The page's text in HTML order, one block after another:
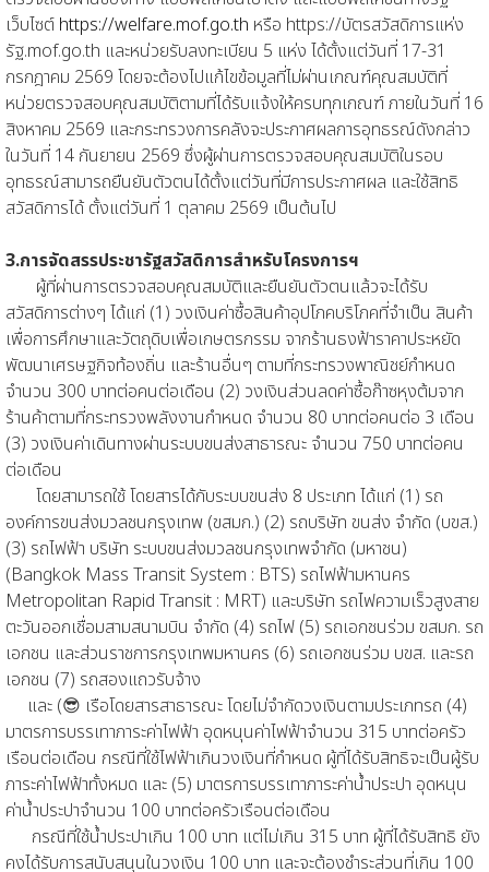
เว็บไซต์ https://welfare.mof.go.th หรือ https://บัตรสวัสดิการแห่ง
รัฐ.mof.go.th และหน่วยรับลงทะเบียน 5 แห่ง ได้ตั้งแต่วันที่ 17-31
กรกฎาคม 2569 โดยจะต้องไปแก้ไขข้อมูลที่ไม่ผ่านเกณฑ์คุณสมบัติที่
หน่วยตรวจสอบคุณสมบัติตามที่ได้รับแจ้งให้ครบทุกเกณฑ์ ภายในวันที่ 16
สิงหาคม 2569 และกระทรวงการคลังจะประกาศผลการอุทธรณ์ดังกล่าว
ในวันที่ 14 กันยายน 2569 ซึ่งผู้ผ่านการตรวจสอบคุณสมบัติในรอบ
อุทธรณ์สามารถยืนยันตัวตนได้ตั้งแต่วันที่มีการประกาศผล และใช้สิทธิ
สวัสดิการได้ ตั้งแต่วันที่ 1 ตุลาคม 2569 เป็นต้นไป
3.การจัดสรรประชารัฐสวัสดิการสำหรับโครงการฯ
ผู้ที่ผ่านการตรวจสอบคุณสมบัติและยืนยันตัวตนแล้วจะได้รับ
สวัสดิการต่างๆ ได้แก่ (1) วงเงินค่าซื้อสินค้าอุปโภคบริโภคที่จำเป็น สินค้า
เพื่อการศึกษาและวัตถุดิบเพื่อเกษตรกรรม จากร้านธงฟ้าราคาประหยัด
พัฒนาเศรษฐกิจท้องถิ่น และร้านอื่นๆ ตามที่กระทรวงพาณิชย์กำหนด
จำนวน 300 บาทต่อคนต่อเดือน (2) วงเงินส่วนลดค่าซื้อก๊าซหุงต้มจาก
ร้านค้าตามที่กระทรวงพลังงานกำหนด จำนวน 80 บาทต่อคนต่อ 3 เดือน
(3) วงเงินค่าเดินทางผ่านระบบขนส่งสาธารณะ จำนวน 750 บาทต่อคน
ต่อเดือน
โดยสามารถใช้ โดยสารได้กับระบบขนส่ง 8 ประเภท ได้แก่ (1) รถ
องค์การขนส่งมวลชนกรุงเทพ (ขสมก.) (2) รถบริษัท ขนส่ง จำกัด (บขส.)
(3) รถไฟฟ้า บริษัท ระบบขนส่งมวลชนกรุงเทพจำกัด (มหาชน)
(Bangkok Mass Transit System : BTS) รถไฟฟ้ามหานคร
Metropolitan Rapid Transit : MRT) และบริษัท รถไฟความเร็วสูงสาย
ตะวันออกเชื่อมสามสนามบิน จำกัด (4) รถไฟ (5) รถเอกชนร่วม ขสมก. รถ
เอกชน และส่วนราชการกรุงเทพมหานคร (6) รถเอกชนร่วม บขส. และรถ
เอกชน (7) รถสองแถวรับจ้าง
และ (😎 เรือโดยสารสาธารณะ โดยไม่จำกัดวงเงินตามประเภทรถ (4)
มาตรการบรรเทาภาระค่าไฟฟ้า อุดหนุนค่าไฟฟ้าจำนวน 315 บาทต่อครัว
เรือนต่อเดือน กรณีที่ใช้ไฟฟ้าเกินวงเงินที่กำหนด ผู้ที่ได้รับสิทธิจะเป็นผู้รับ
ภาระค่าไฟฟ้าทั้งหมด และ (5) มาตรการบรรเทาภาระค่าน้ำประปา อุดหนุน
ค่าน้ำประปาจำนวน 100 บาทต่อครัวเรือนต่อเดือน
กรณีที่ใช้น้ำประปาเกิน 100 บาท แต่ไม่เกิน 315 บาท ผู้ที่ได้รับสิทธิ ยัง
คงได้รับการสนับสนุนในวงเงิน 100 บาท และจะต้องชำระส่วนที่เกิน 100